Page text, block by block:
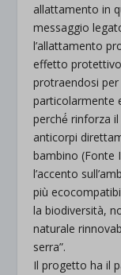
allattamento in
messaggio
l’allattamento
effetto
protraendosi
particolarmente
perché́ rinforza
anticorpi
bambino (Fonte
l’accento
più
la biodiversità,
naturale
serra”.
Il progetto ha il